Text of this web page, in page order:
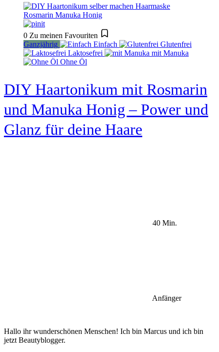
0 Zu meinen Favouriten
Ganzjährig
Einfach
Glutenfrei
Laktosefrei
mit Manuka
Ohne Öl
DIY Haartonikum mit Rosmarin
und Manuka Honig – Power und
Glanz für deine Haare
40 Min.
Anfänger
Hallo ihr wunderschönen Menschen! Ich bin Marcus und ich bin
jetzt Beautyblogger.